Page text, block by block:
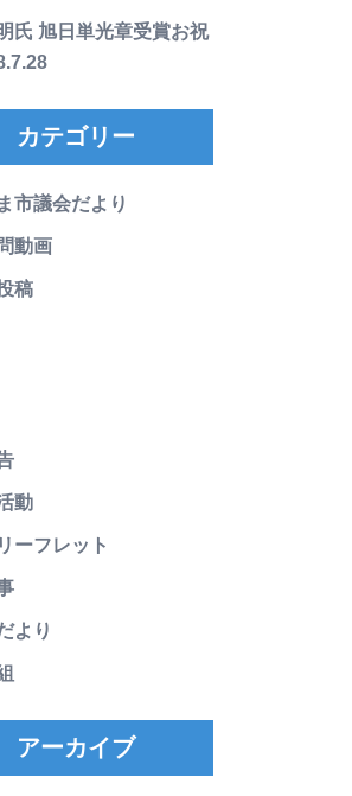
氏 旭日単光章受賞お祝
カテゴリー
市議会だより
動画
稿
動
ーフレット
より
アーカイブ